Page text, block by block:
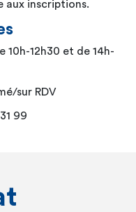
aux inscriptions.
10h-12h30 et de 14h-
sur RDV
99